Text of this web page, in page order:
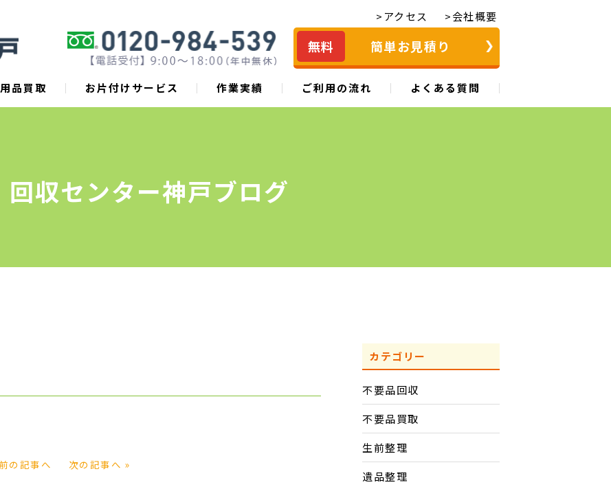
無料 簡単お見積り
>アクセス >会社概要
品買取 お片付けサービス 作業実績 ご利用の流れ よくある質問
回収センター神戸ブログ
の記事へ 次の記事へ »
カテゴリー
不要品回収
不要品買取
生前整理
遺品整理